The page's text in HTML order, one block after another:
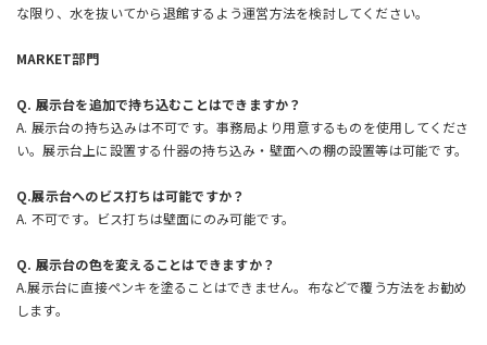
な限り、水を抜いてから退館するよう運営方法を検討してください。
MARKET部門
Q. 展示台を追加で持ち込むことはできますか？
A. 展示台の持ち込みは不可です。事務局より用意するものを使用してくださ
い。展示台上に設置する什器の持ち込み・壁面への棚の設置等は可能です。
Q.展示台へのビス打ちは可能ですか？
A. 不可です。ビス打ちは壁面にのみ可能です。
Q. 展示台の色を変えることはできますか？
A.展示台に直接ペンキを塗ることはできません。布などで覆う方法をお勧め
します。